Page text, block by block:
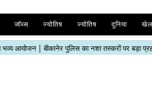
जॉब्स ज्योतिष ज्योतिष दुनिया खेल